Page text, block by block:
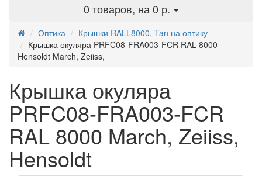
0 товаров, на 0 р.
Оптика
Крышки RALL8000, Tan на оптику
Крышка окуляра PRFC08-FRA003-FCR RAL 8000
Hensoldt March, Zeiiss,
Крышка окуляра
PRFC08-FRA003-FCR
RAL 8000 March, Zeiiss,
Hensoldt